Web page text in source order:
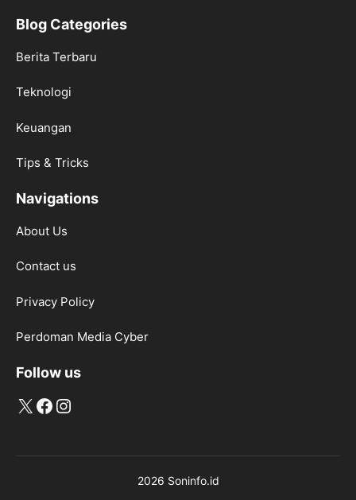
Blog Categories
Berita Terbaru
Teknologi
Keuangan
Tips & Tricks
Navigations
About Us
Contact us
Privacy Policy
Perdoman Media Cyber
Follow us
X Facebook
Instagram
2026 Soninfo.id